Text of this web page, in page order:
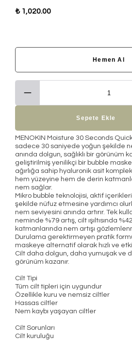
₺ 1,020.00
Hemen Al
Sepete Ekle
MENOKIN Moisture 30 Seconds
sadece 30 saniyede yoğun şekilde
anında dolgun, sağlıklı bir görünüm
geliştirilmiş yenilikçi bir bubble
ağırlığa sahip hyaluronik asit
hem yüzeyine hem de derin
nem sağlar.
Mikro bubble teknolojisi, aktif
şekilde nüfuz etmesine yardımcı
nem seviyesini anında artırır. Tek
neminde %79 artış, cilt ışıltısında
katmanlarında nem artışı
Durulama gerektirmeyen pratik
maskeye alternatif olarak hızlı ve
Cilt daha dolgun, daha yumuşak ve
görünüm kazanır.
Cilt Tipi
Tüm cilt tipleri için uygundur
Özellikle kuru ve nemsiz ciltler
Hassas ciltler
Nem kaybı yaşayan ciltler
Cilt Sorunları
Cilt kuruluğu